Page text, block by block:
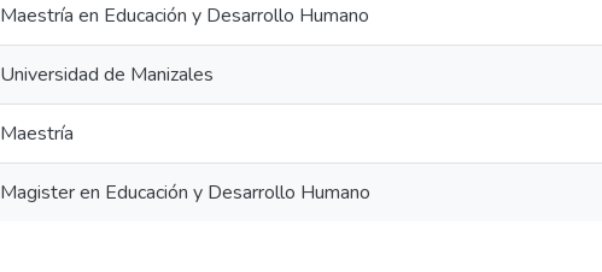
Maestría en Educación y Desarrollo Humano
Universidad de Manizales
Maestría
Magister en Educación y Desarrollo Humano